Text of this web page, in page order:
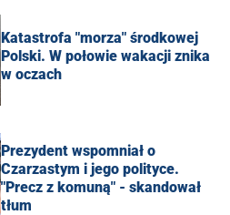
Katastrofa "morza" środkowej
Polski. W połowie wakacji znika
w oczach
Prezydent wspomniał o
Czarzastym i jego polityce.
"Precz z komuną" - skandował
tłum